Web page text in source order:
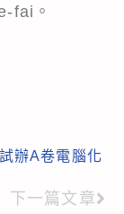
fai 。
辦A卷電腦化
下一篇文章